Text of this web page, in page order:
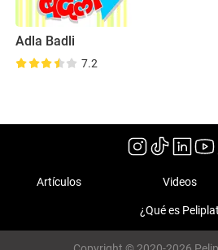
Adla Badli
7.2
Artículos Videos
¿Qué es